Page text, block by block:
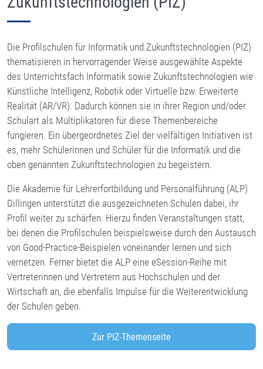
Die Profilschulen für Informatik und Zukunftstechnologien (PIZ)
thematisieren in hervorragender Weise ausgewählte Aspekte
des Unterrichtsfach Informatik sowie Zukunftstechnologien wie
Künstliche Intelligenz, Robotik oder Virtuelle bzw. Erweiterte
Realität (AR/VR). Dadurch können sie in ihrer Region und/oder
Schulart als Multiplikatoren für diese Themenbereiche
fungieren. Ein übergeordnetes Ziel der vielfältigen Initiativen ist
es, mehr Schülerinnen und Schüler für die Informatik und die
oben genannten Zukunftstechnologien zu begeistern.
Die Akademie für Lehrerfortbildung und Personalführung (ALP)
Dillingen unterstützt die ausgezeichneten Schulen dabei, ihr
Profil weiter zu schärfen. Hierzu finden Veranstaltungen statt,
bei denen die Profilschulen beispielsweise durch den Austausch
von Good-Practice-Beispielen voneinander lernen und sich
vernetzen. Ferner bietet die ALP eine eSession-Reihe mit
Vertreterinnen und Vertretern aus Hochschulen und der
Wirtschaft an, die ebenfalls Impulse für die Weiterentwicklung
der Schulen geben.
Zur PIZ-Themenseite